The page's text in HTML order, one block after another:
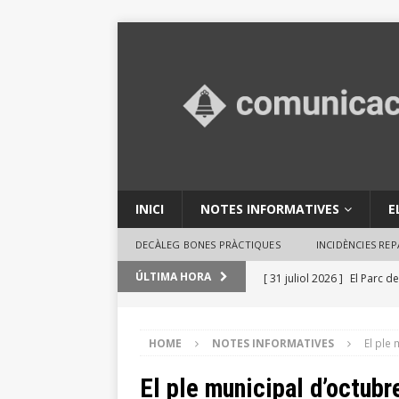
INICI NOTES INFORMATIVES
DECÀLEG BONES PRÀCTIQUES INCIDÈNCIES
ÚLTIMA HORA [ 31 juliol 2026 ] El Parc
[ 29 juliol 2026 ]
HOME NOTES INFORMATIVES El ple
El ple municipal